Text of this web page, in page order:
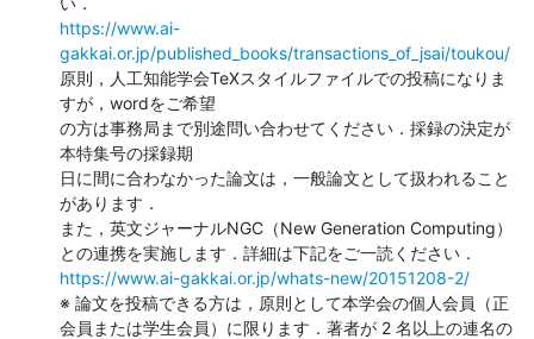
https://www.ai-
gakkai.or.jp/published_books/transactions_of_jsai/toukou/
原則，人工知能学会TeXスタイルファイルでの投稿になりま
すが，wordをご希望
の方は事務局まで別途問い合わせてください．採録の決定が
本特集号の採録期
日に間に合わなかった論文は，一般論文として扱われること
があります．
また，英文ジャーナルNGC（New Generation Computing）
https://www.ai-gakkai.or.jp/whats-new/20151208-2/
※ 論文を投稿できる方は，原則として本学会の個人会員（正
会員または学生会員）に限ります．著者が 2 名以上の連名の